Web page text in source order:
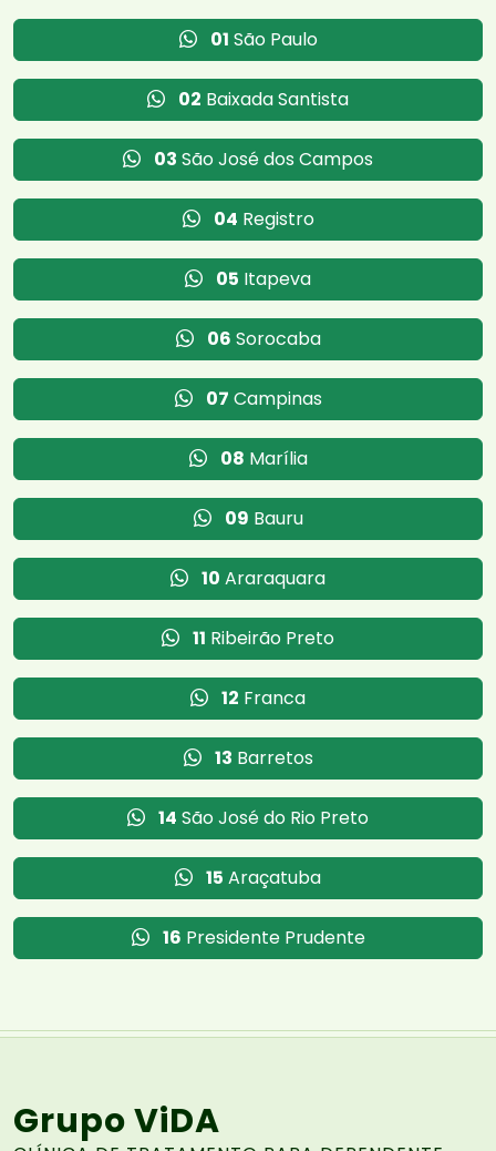
01 São Paulo
02 Baixada Santista
03 São José dos Campos
04 Registro
05 Itapeva
06 Sorocaba
07 Campinas
08 Marília
09 Bauru
10 Araraquara
11 Ribeirão Preto
12 Franca
13 Barretos
14 São José do Rio Preto
15 Araçatuba
16 Presidente Prudente
Grupo ViDA